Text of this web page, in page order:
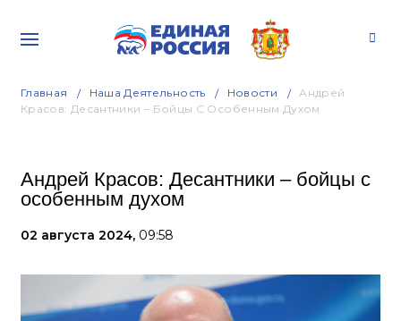
Главная Наша Деятельность Новости
Андрей
Красов: Десантники – Бойцы С Особенным Духом
Андрей Красов: Десантники – бойцы с
особенным духом
02 августа 2024, 09:58